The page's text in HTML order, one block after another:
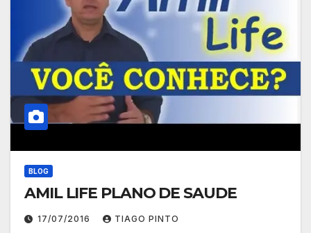
BLOG
AMIL LIFE PLANO DE SAUDE
17/07/2016 TIAGO PINTO